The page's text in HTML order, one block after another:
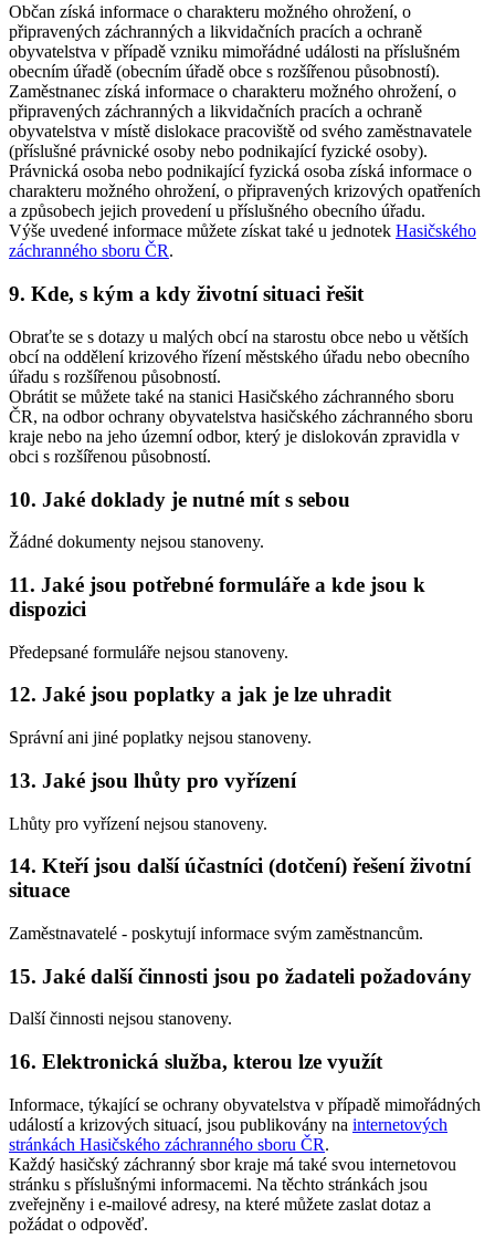
Občan získá informace o charakteru možného ohrožení, o
připravených záchranných a likvidačních pracích a ochraně
obyvatelstva v případě vzniku mimořádné události na příslušném
obecním úřadě (obecním úřadě obce s rozšířenou působností).
Zaměstnanec získá informace o charakteru možného ohrožení, o
připravených záchranných a likvidačních pracích a ochraně
obyvatelstva v místě dislokace pracoviště od svého zaměstnavatele
(příslušné právnické osoby nebo podnikající fyzické osoby).
Právnická osoba nebo podnikající fyzická osoba získá informace o
charakteru možného ohrožení, o připravených krizových opatřeních
a způsobech jejich provedení u příslušného obecního úřadu.
Výše uvedené informace můžete získat také u jednotek Hasičského
záchranného sboru ČR.
9. Kde, s kým a kdy životní situaci řešit
Obraťte se s dotazy u malých obcí na starostu obce nebo u větších
obcí na oddělení krizového řízení městského úřadu nebo obecního
úřadu s rozšířenou působností.
Obrátit se můžete také na stanici Hasičského záchranného sboru
ČR, na odbor ochrany obyvatelstva hasičského záchranného sboru
kraje nebo na jeho územní odbor, který je dislokován zpravidla v
obci s rozšířenou působností.
10. Jaké doklady je nutné mít s sebou
Žádné dokumenty nejsou stanoveny.
11. Jaké jsou potřebné formuláře a kde jsou k
dispozici
Předepsané formuláře nejsou stanoveny.
12. Jaké jsou poplatky a jak je lze uhradit
Správní ani jiné poplatky nejsou stanoveny.
13. Jaké jsou lhůty pro vyřízení
Lhůty pro vyřízení nejsou stanoveny.
14. Kteří jsou další účastníci (dotčení) řešení životní
situace
Zaměstnavatelé - poskytují informace svým zaměstnancům.
15. Jaké další činnosti jsou po žadateli požadovány
Další činnosti nejsou stanoveny.
16. Elektronická služba, kterou lze využít
Informace, týkající se ochrany obyvatelstva v případě mimořádných
událostí a krizových situací, jsou publikovány na internetových
stránkách Hasičského záchranného sboru ČR.
Každý hasičský záchranný sbor kraje má také svou internetovou
stránku s příslušnými informacemi. Na těchto stránkách jsou
zveřejněny i e-mailové adresy, na které můžete zaslat dotaz a
požádat o odpověď.